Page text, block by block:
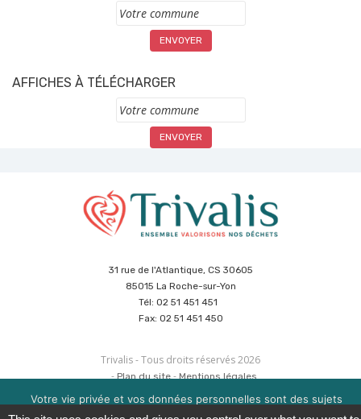
Commune
AFFICHES À TÉLÉCHARGER
Commune
31 rue de l'Atlantique, CS 30605
85015 La Roche-sur-Yon
Tél: 02 51 451 451
Fax: 02 51 451 450
Trivalis - Tous droits réservés 2026
Plan du site
Mentions légales
Politique de sécurité des données
Réalisation :Agence CUBE&Hypaepa
Votre vie privée et vos données personnelles sont des sujets
importants pour nous. Consultez notre politique de